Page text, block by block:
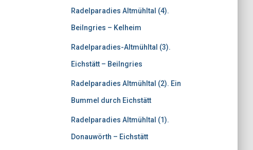
Radelparadies Altmühltal (4).
Beilngries – Kelheim
Radelparadies-Altmühltal (3).
Eichstätt – Beilngries
Radelparadies Altmühltal (2). Ein
Bummel durch Eichstätt
Radelparadies Altmühltal (1).
Donauwörth – Eichstätt